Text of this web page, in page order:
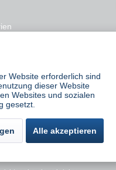
Website erforderlich sind
dieser Website
Websites und sozialen
gesetzt.
Alle akzeptieren